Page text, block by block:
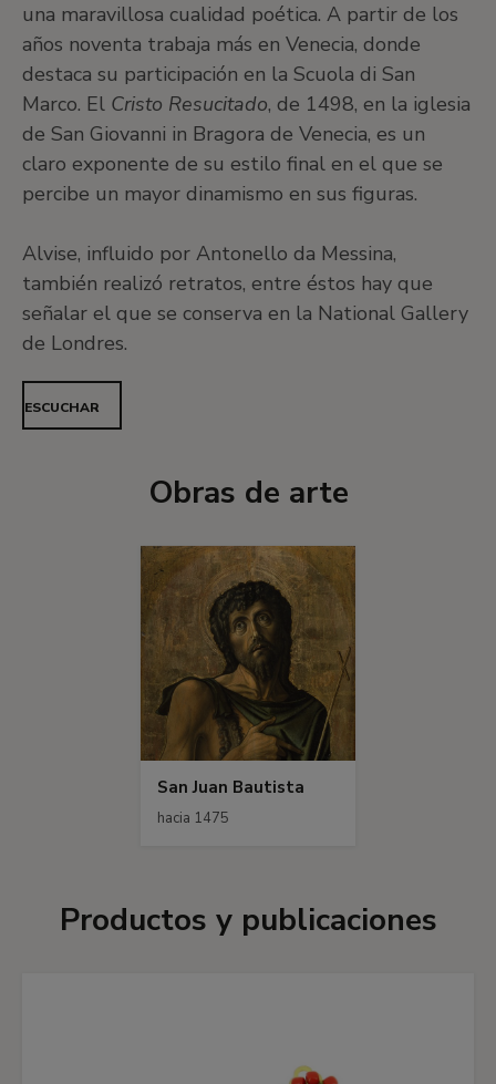
una maravillosa cualidad poética. A partir de los
años noventa trabaja más en Venecia, donde
destaca su participación en la Scuola di San
Marco. El Cristo Resucitado, de 1498, en la iglesia
de San Giovanni in Bragora de Venecia, es un
claro exponente de su estilo final en el que se
percibe un mayor dinamismo en sus figuras.
Alvise, influido por Antonello da Messina,
también realizó retratos, entre éstos hay que
señalar el que se conserva en la National Gallery
de Londres.
ESCUCHAR
Obras de arte
San Juan Bautista
hacia 1475
Productos y publicaciones